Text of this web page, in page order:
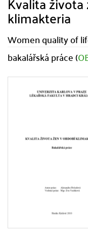
klimakteria
Women quality of
bakalářská práce (